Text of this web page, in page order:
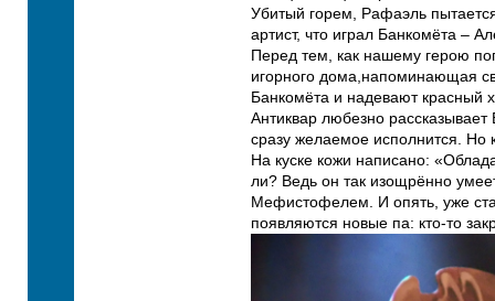
Убитый горем, Рафаэль
артист, что играл Банкомёта –
Перед тем, как нашему герою
игорного дома,напоминающая
Банкомёта и надевают красный
Антиквар любезно рассказывает
сразу желаемое исполнится. Но
На куске кожи написано:
ли? Ведь он так изощрённо
Мефистофелем. И опять, уже
появляются новые па: кто-то